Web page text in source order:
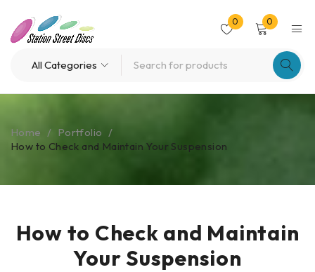
0 0
Home / Portfolio /
How to Check and Maintain Your Suspension
How to Check and Maintain
Your Suspension